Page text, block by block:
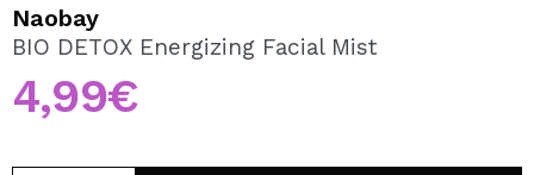
REGISTRIEREN
Durch die Erstellung eines Kontos bei Maquillalia.de
können Sie Ihre Einkäufe schnell tätigen, den Status Ihrer
Naobay
BIO DETOX Energizing Facial Mist
4,99€